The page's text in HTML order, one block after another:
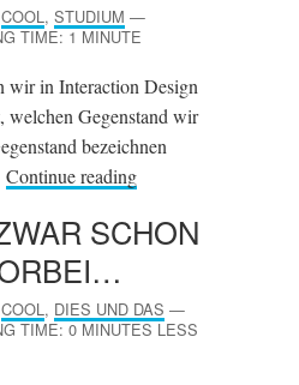
COOL, STUDIUM —
TIME: 1 MINUTE
wir in Interaction Design
welchen Gegenstand wir
bezeichnen
Continue reading
SCHON
COOL, DIES UND DAS —
TIME: 0 MINUTES LESS